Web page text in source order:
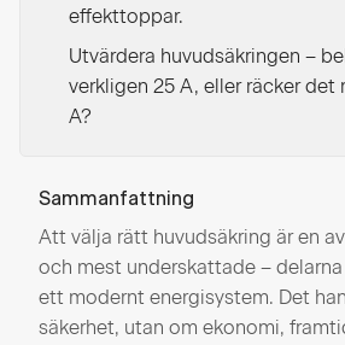
effekttoppar.
Utvärdera huvudsäkringen –
verkligen 25 A, eller räcker det
A?
Sammanfattning
Att välja rätt huvudsäkring är en
och mest underskattade –
ett modernt energisystem. Det
säkerhet, utan om ekonomi,